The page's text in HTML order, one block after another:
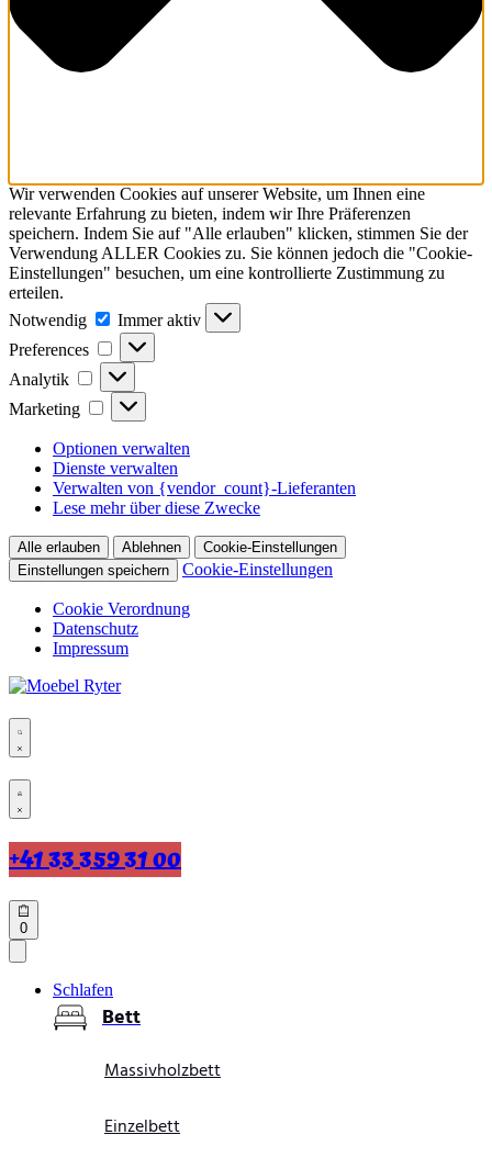
Wir verwenden Cookies auf unserer Website, um Ihnen eine
relevante Erfahrung zu bieten, indem wir Ihre Präferenzen
speichern. Indem Sie auf "Alle erlauben" klicken, stimmen Sie der
Verwendung ALLER Cookies zu. Sie können jedoch die "Cookie-
Einstellungen" besuchen, um eine kontrollierte Zustimmung zu
erteilen.
Notwendig
Notwendig
Immer aktiv
Preferences
Preferences
Analytik Analytik
Marketing Marketing
Optionen verwalten
Dienste verwalten
Verwalten von {vendor_count}-Lieferanten
Lese mehr über diese Zwecke
Alle erlauben Ablehnen
Cookie-Einstellungen
Einstellungen speichern
Cookie-Einstellungen
Cookie Verordnung
Datenschutz
Impressum
Skip
content
Search
open
Open
Account
details
+41 33 359 31 00
0Open
cart
Schlafen
Bett
Massivholzbett
Einzelbett